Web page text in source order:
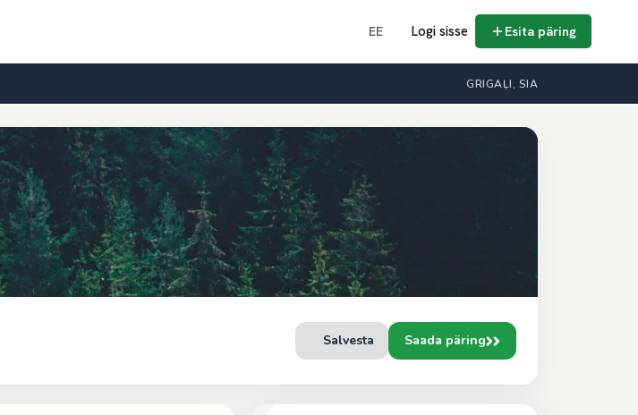
EE Logi sisse Esita päring
GRIGAĻI, SIA
Salvesta Saada päring